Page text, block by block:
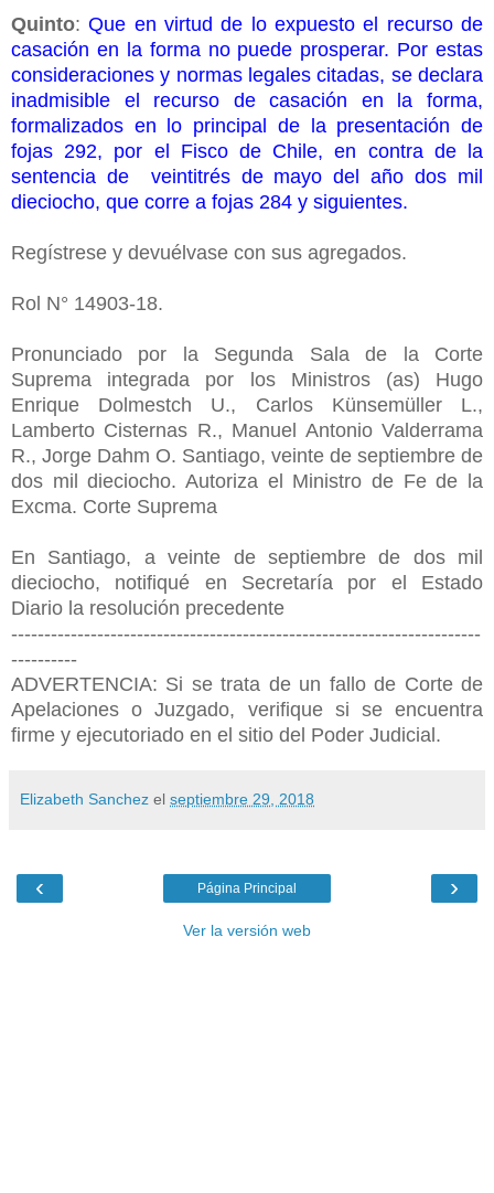
Quinto:Que en virtud de lo expuesto el recurso de
casación en la forma no puede prosperar. Por estas
consideraciones y normas legales citadas, se declara
inadmisible el recurso de casación en la forma,
formalizados en lo principal de la presentación de
fojas 292, por el Fisco de Chile, en contra de la
sentencia de veintitrés de mayo del año dos mil
dieciocho, que corre a fojas 284 y siguientes.
Regístrese y devuélvase con sus agregados.
Rol N° 14903-18.
Pronunciado por la Segunda Sala de la Corte
Suprema integrada por los Ministros (as) Hugo
Enrique Dolmestch U., Carlos Künsemüller L.,
Lamberto Cisternas R., Manuel Antonio Valderrama
R., Jorge Dahm O. Santiago, veinte de septiembre de
dos mil dieciocho. Autoriza el Ministro de Fe de la
Excma. Corte Suprema
En Santiago, a veinte de septiembre de dos mil
dieciocho, notifiqué en Secretaría por el Estado
Diario la resolución precedente
-----------------------------------------------------------------------
----------
ADVERTENCIA: Si se trata de un fallo de Corte de
Apelaciones o Juzgado, verifique si se encuentra
firme y ejecutoriado en el sitio del Poder Judicial.
Elizabeth Sanchez el septiembre 29, 2018
‹ ›
Página Principal
Ver la versión web